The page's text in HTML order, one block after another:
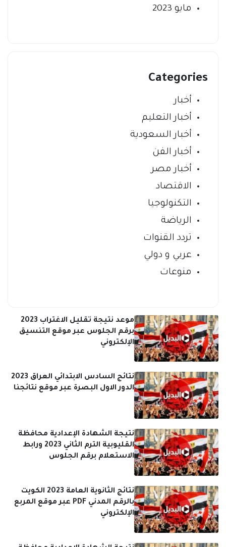
مايو 2023
Categories
أخبار
أخبار التعليم
أخبار السعودية
أخبار الفن
أخبار مصر
الاقتصاد
التكنولوجيا
الرياضة
تردد القنوات
عربي و دولي
منوعات
موعد نتيجة تقليل الاغتراب 2023
برقم الجلوس عبر موقع التنسيق
الإلكتروني
نتائج السادس الابتدائي العراق 2023
الدور الاول البصرة عبر موقع نتائجنا
نتيجة الشهادة الإعدادية محافظة
القليوبية الترم الثاني 2023 ورابط
الاستعلام برقم الجلوس
نتائج الثانوية العامة 2023 الكويت
بالرقم المدني PDF عبر موقع المربع
الإلكتروني